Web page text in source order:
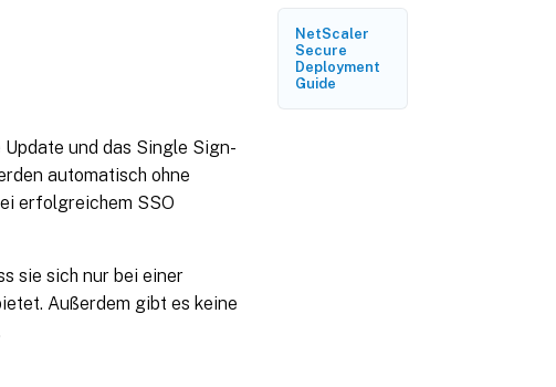
und das Single Sign-
automatisch ohne
erfolgreichem SSO
sie sich nur bei einer
Außerdem gibt es keine
NetScaler
Secure
Deployment
Guide